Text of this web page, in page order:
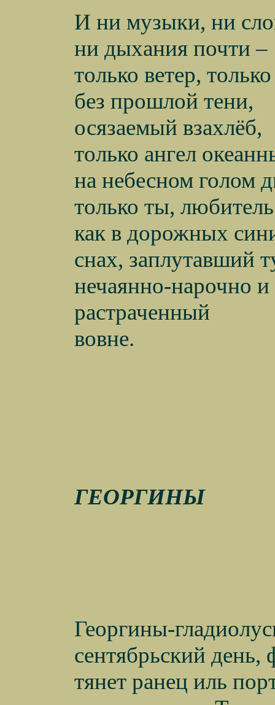
И ни музыки, ни
ни дыхания почти –
только ветер,
без прошлой тени,
осязаемый взахлёб,
только ангел
на небесном голом
только ты,
как в дорожных
снах, заплутавший
нечаянно-нарочно и
растраченный
вовне.
ГЕОРГИНЫ
Георгины-
сентябрьский день,
тянет ранец иль